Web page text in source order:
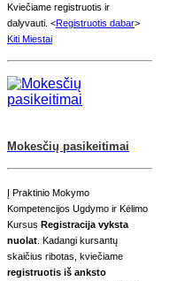
Kviečiame registruotis ir
dalyvauti. <Registruotis dabar>
Kiti Miestai
Mokesčių pasikeitimai
Į Praktinio Mokymo
Kompetencijos Ugdymo ir Kėlimo
Kursus Registracija vyksta
nuolat . Kadangi kursantų
skaičius ribotas, kviečiame
registruotis iš anksto